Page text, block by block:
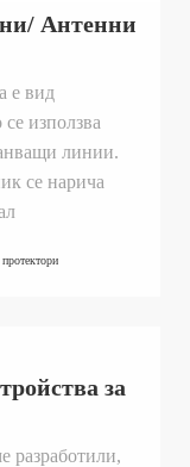
Антенни
е вид
използва
линии.
се нарича
линия
на
параметри
за
разработили,